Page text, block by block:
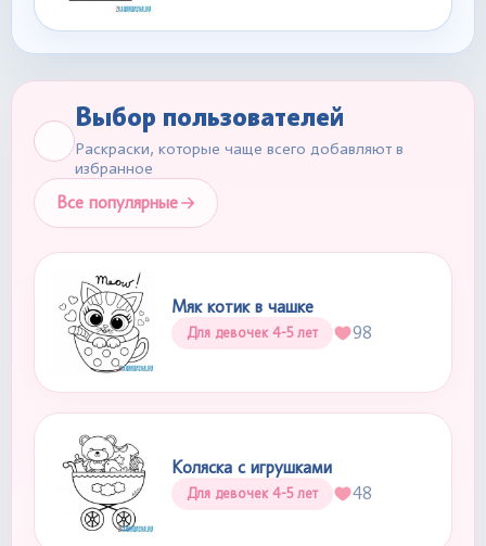
Выбор пользователей
Раскраски, которые чаще всего добавляют в
избранное
Все популярные
Мяк котик в чашке
Для девочек 4-5 лет 98
Коляска с игрушками
Для девочек 4-5 лет 48